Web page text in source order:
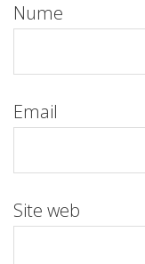
Nume
Email
Site web